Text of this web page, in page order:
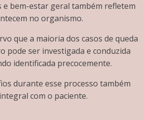
e bem-estar geral também refletem
no organismo.
que a maioria dos casos de queda
pode ser investigada e conduzida
identificada precocemente.
durante esse processo também
com o paciente.